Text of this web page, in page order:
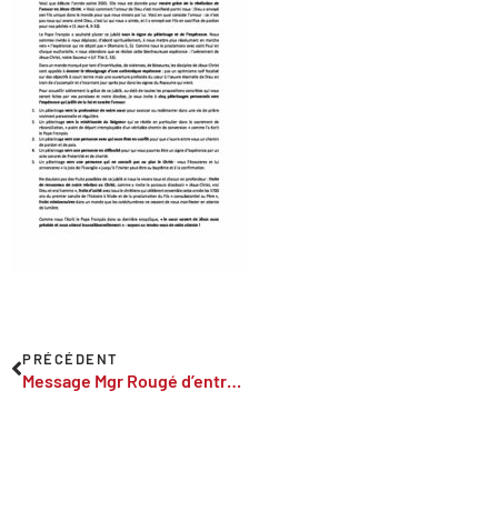
PRÉCÉDENT
Message Mgr Rougé d’entrée dans le jubilé